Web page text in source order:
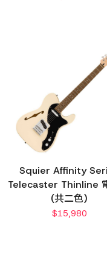
Squier Affinity
Telecaster Thinline
(共二色)
$15,980